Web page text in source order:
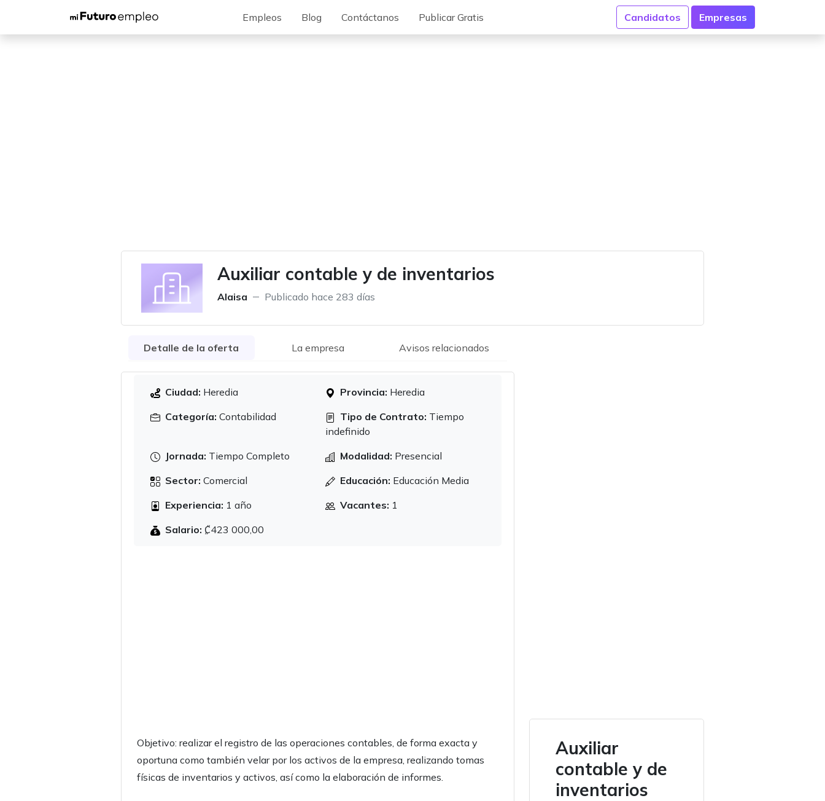
Empleos Blog Contáctanos Publicar Gratis Candidatos Empresas
Auxiliar contable y de inventarios
Alaisa Publicado hace 283 días
Detalle de la oferta La empresa Avisos relacionados
Ciudad: Heredia Provincia: Heredia
Categoría: Contabilidad Tipo de Contrato: Tiempo
indefinido
Jornada: Tiempo Completo Modalidad: Presencial
Sector: Comercial Educación: Educación Media
Experiencia: 1 año Vacantes: 1
Salario: ₡423 000,00
Objetivo: realizar el registro de las operaciones contables, de forma exacta y
oportuna como también velar por los activos de la empresa, realizando tomas
físicas de inventarios y activos, así como la elaboración de informes.
Auxiliar
contable y de
inventarios